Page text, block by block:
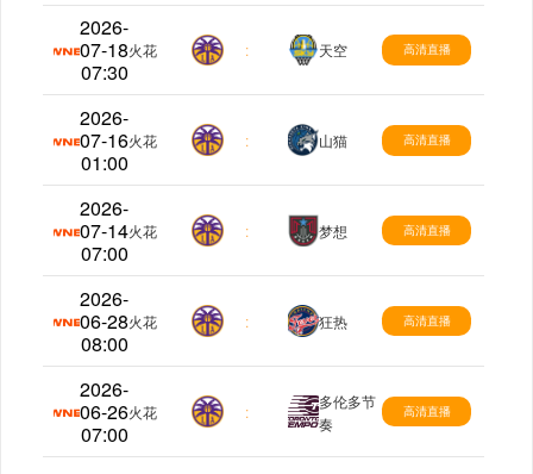
2026-
07-18
07:30
WNBA
火花 : 天空 高清直播
2026-
07-16
01:00
WNBA
火花 : 山猫 高清直播
2026-
07-14
07:00
WNBA
火花 : 梦想 高清直播
2026-
06-28
08:00
WNBA
火花 : 狂热 高清直播
2026-
06-26
07:00
WNBA
火花 :
多伦多节
奏
高清直播